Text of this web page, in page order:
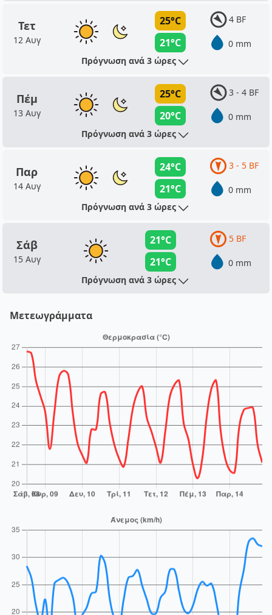
Τετ
12 Αυγ
25°C
21°C
4 BF
0 mm
Πρόγνωση ανά 3 ώρες
Πέμ
13 Αυγ
25°C
20°C
3 - 4 BF
0 mm
Πρόγνωση ανά 3 ώρες
Παρ
14 Αυγ
24°C
21°C
3 - 5 BF
0 mm
Πρόγνωση ανά 3 ώρες
Σάβ
15 Αυγ
21°C
21°C
5 BF
0 mm
Πρόγνωση ανά 3 ώρες
Μετεωγράμματα